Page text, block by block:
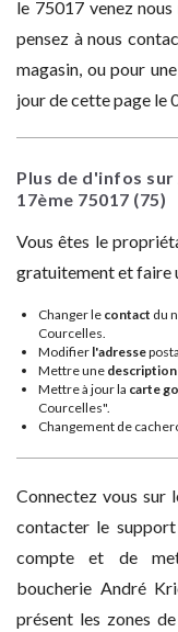
le 75017 venez
pensez à nous
magasin, ou pour
jour de cette page le
Plus de d'infos
17ème 75017 (75)
Vous êtes le
gratuitement et faire
Changer le contact du
Courcelles.
Modifier l'adresse
Mettre une description
Mettre à jour la carte
Courcelles".
Changement de
Connectez vous sur
contacter le
compte et de
boucherie André
présent les zones